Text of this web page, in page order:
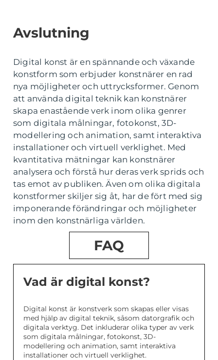
Avslutning
Digital konst är en spännande och växande
konstform som erbjuder konstnärer en rad
nya möjligheter och uttrycksformer. Genom
att använda digital teknik kan konstnärer
skapa enastående verk inom olika genrer
som digitala målningar, fotokonst, 3D-
modellering och animation, samt interaktiva
installationer och virtuell verklighet. Med
kvantitativa mätningar kan konstnärer
analysera och förstå hur deras verk sprids och
tas emot av publiken. Även om olika digitala
konstformer skiljer sig åt, har de fört med sig
imponerande förändringar och möjligheter
inom den konstnärliga världen.
FAQ
Vad är digital konst?
Digital konst är konstverk som skapas eller visas
med hjälp av digital teknik, såsom datorgrafik och
digitala verktyg. Det inkluderar olika typer av verk
som digitala målningar, fotokonst, 3D-
modellering och animation, samt interaktiva
installationer och virtuell verklighet.